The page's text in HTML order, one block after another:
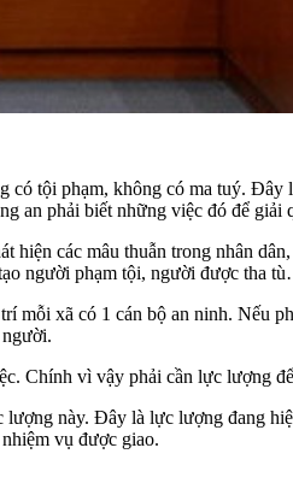
tội phạm, không có ma tuý.
an phải biết những việc đó để giải
các mâu thuẫn trong nhân
người phạm tội, người được tha
xã có 1 cán bộ an ninh. Nếu
Chính vì vậy phải cần lực lượng
này. Đây là lực lượng đang
vụ được giao.